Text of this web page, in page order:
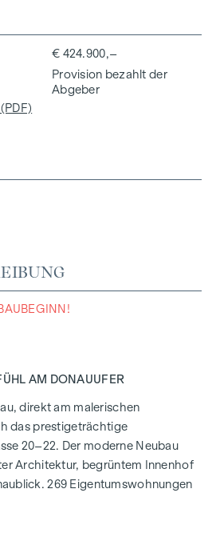
€ 424.900,–
Provision bezahlt der
Abgeber
AM DONAUUFER
direkt am malerischen
das prestigeträchtige
20–22. Der moderne Neubau
Architektur, begrüntem Innenhof
269 Eigentumswohnungen